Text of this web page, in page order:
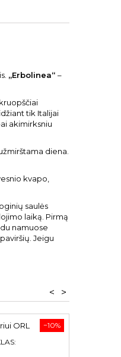
„Erbolinea“ –
tik Italijai
akimirksniu
diena.
kvapo,
saulės
laiką. Pirmą
namuose
Jeigu
>
<
−10%